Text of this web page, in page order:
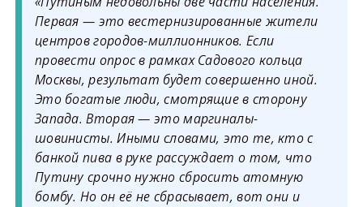
Первая — это вестернизированные жители
центров городов-миллионников. Если
провести опрос в рамках Садового кольца
Москвы, результат будет совершенно иной.
Это богатые люди, смотрящие в сторону
Запада.Вторая—это маргиналы-
шовинисты. Иными словами, это те, кто с
банкой пива в руке рассуждает о том, что
Путину срочно нужно сбросить атомную
бомбу. Но он её не сбрасывает, вот они и